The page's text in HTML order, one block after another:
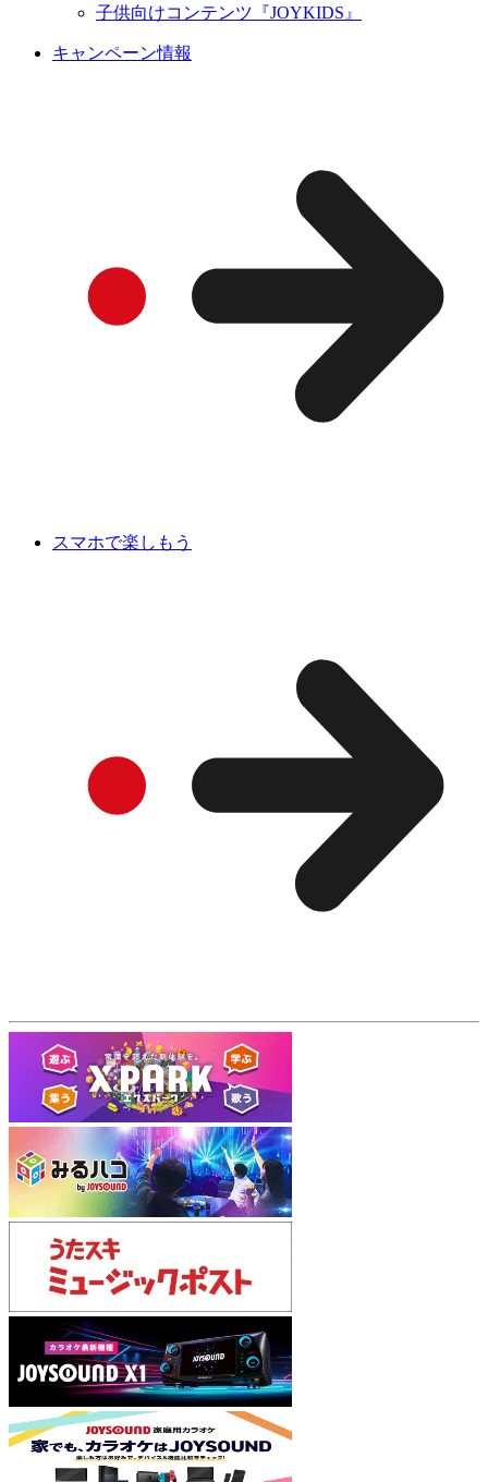
子供向けコンテンツ『JOYKIDS』
キャンペーン情報
スマホで楽しもう